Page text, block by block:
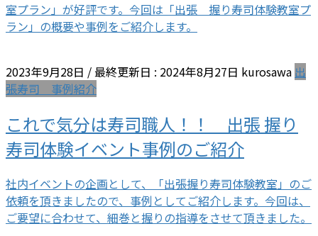
室プラン」が好評です。今回は「出張 握り寿司体験教室プ
ラン」の概要や事例をご紹介します。
2023年9月28日 / 最終更新日 : 2024年8月27日 kurosawa 出
張寿司 事例紹介
これで気分は寿司職人！！ 出張 握り
寿司体験イベント事例のご紹介
社内イベントの企画として、「出張握り寿司体験教室」のご
依頼を頂きましたので、事例としてご紹介します。今回は、
ご要望に合わせて、細巻と握りの指導をさせて頂きました。